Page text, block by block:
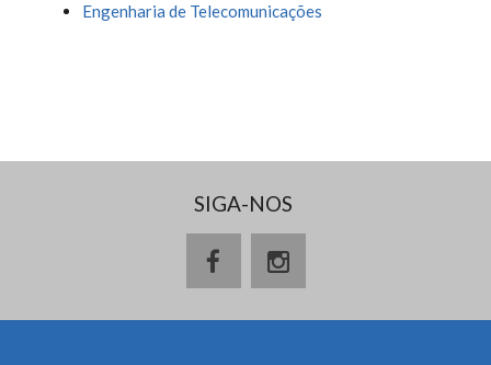
Engenharia de Telecomunicações
SIGA-NOS